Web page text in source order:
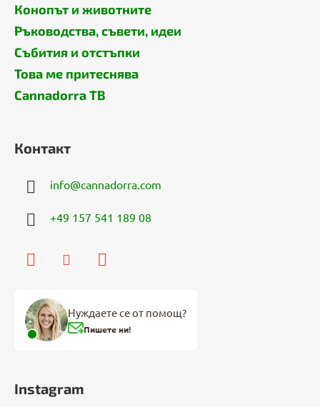
Конопът и животните
Ръководства, съвети, идеи
Събития и отстъпки
Това ме притеснява
Cannadorra ТВ
Контакт
info@cannadorra.com
+49 157 541 189 08
Нуждаете се от помощ?
Пишете ни!
Instagram